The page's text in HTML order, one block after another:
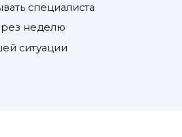
специалиста
неделю
ситуации